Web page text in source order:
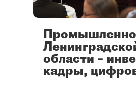
области –
кадры,